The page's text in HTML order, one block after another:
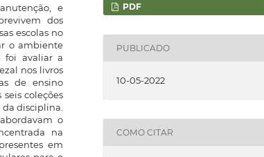
e
dos
escolas no
o ambiente
foi avaliar a
nos livros
de ensino
coleções
disciplina.
o
na
em
PDF
PUBLICADO
10-05-2022
COMO CITAR